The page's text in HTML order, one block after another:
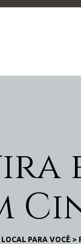
PARA VOCÊ >